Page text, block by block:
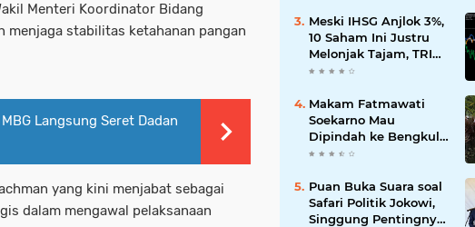
Menteri Koordinator Bidang
stabilitas ketahanan pangan
Langsung Seret Dadan
yang kini menjabat sebagai
dalam mengawal pelaksanaan
Meski IHSG Anjlok 3%,
10 Saham Ini Justru
Melonjak Tajam, TRIM
dan CPIN Masuk
Makam Fatmawati
Soekarno Mau
Dipindah ke Bengkulu,
Ini Alasan yang
Puan Buka Suara soal
Safari Politik Jokowi,
Singgung Pentingnya